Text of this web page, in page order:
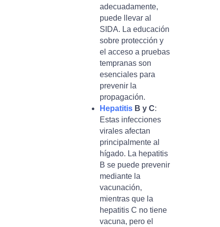
adecuadamente,
puede llevar al
SIDA. La educación
sobre protección y
el acceso a pruebas
tempranas son
esenciales para
prevenir la
propagación.
Hepatitis B y C:
Estas infecciones
virales afectan
principalmente al
hígado. La hepatitis
B se puede prevenir
mediante la
vacunación,
mientras que la
hepatitis C no tiene
vacuna, pero el